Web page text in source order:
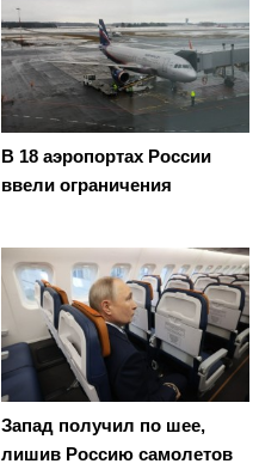
В 18 аэропортах России
ввели ограничения
Запад получил по шее,
лишив Россию самолетов